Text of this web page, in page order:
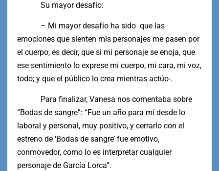
Su mayor desafío:
– Mi mayor desafío ha sido que las
emociones que sienten mis personajes me pasen por
el cuerpo, es decir, que si mi personaje se enoja, que
ese sentimiento lo exprese mi cuerpo, mi cara, mi voz,
todo; y que el público lo crea mientras actúo-.
Para finalizar, Vanesa nos comentaba sobre
“Bodas de sangre”: “Fue un año para mí desde lo
laboral y personal, muy positivo, y cerrarlo con el
estreno de ‘Bodas de sangre’ fue emotivo,
conmovedor, como lo es interpretar cualquier
personaje de García Lorca”.